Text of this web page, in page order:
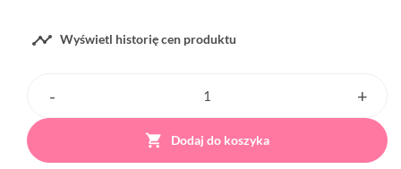
 Wyświetl historię cen produktu
 Dodaj do koszyka